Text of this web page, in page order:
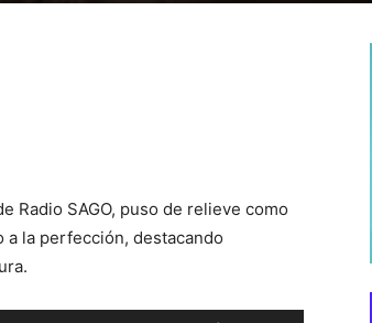
Radio SAGO, puso de relieve como
a la perfección, destacando